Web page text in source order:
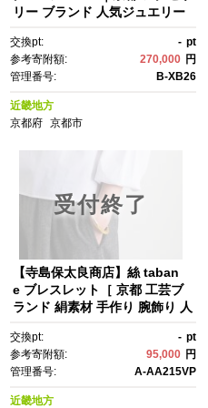
リー ブランド 人気ジュエリー
トのある透かし模様 華やかな
デザイン 上品 おすすめ ギフ
ト プレゼント お取り寄せ 送料
無料 ］
交換pt: - pt
参考寄附額:
270,000 円
管理番号:
B-XB26
近畿地方
京都府 京都市
受付終了
【寺島保太良商店】絲 taban
e ブレスレット［ 京都 工芸ブ
ランド 絹素材 手作り 腕飾り 人
品 軽やか ギフト お取り寄せ 通
販 送料無料 ふるさと納税 ］
交換pt: - pt
参考寄附額:
95,000 円
管理番号:
A-AA215VP
近畿地方